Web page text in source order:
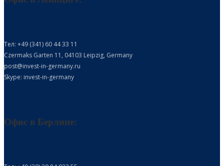
Тел: +49 (341) 60 44 33 11
Czermaks Garten 11, 04103 Leipzig, Germany
post@invest-in-germany.ru
Skype: invest-in-germany
Офис в Берлине: